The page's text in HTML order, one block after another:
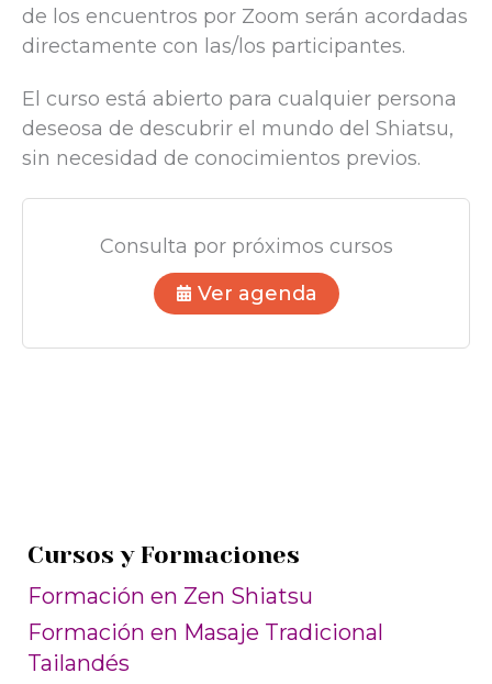
de los encuentros por Zoom serán acordadas
directamente con las/los participantes.
El curso está abierto para cualquier persona
deseosa de descubrir el mundo del Shiatsu,
sin necesidad de conocimientos previos.
Consulta por próximos cursos
Ver agenda
Cursos y Formaciones
Formación en Zen Shiatsu
Formación en Masaje Tradicional
Tailandés